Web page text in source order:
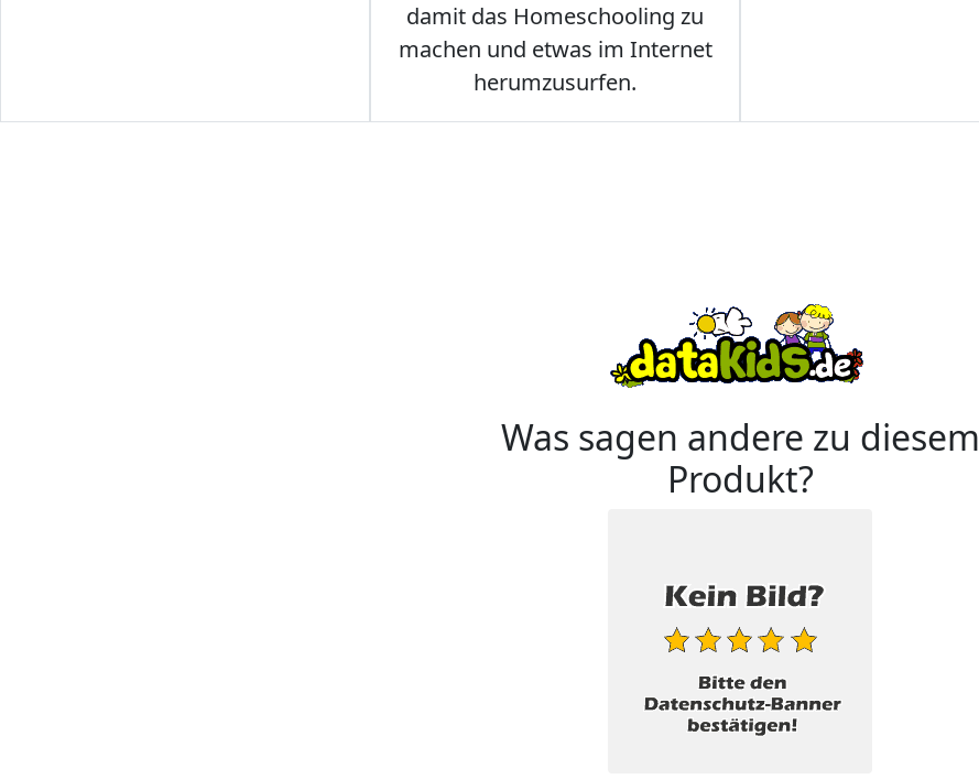
damit das Homeschooling zu
machen und etwas im Internet
herumzusurfen.
Was sagen andere zu diesem
Produkt?